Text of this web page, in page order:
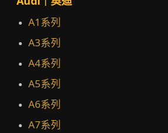
A1系列
A3系列
A4系列
A5系列
A6系列
A7系列